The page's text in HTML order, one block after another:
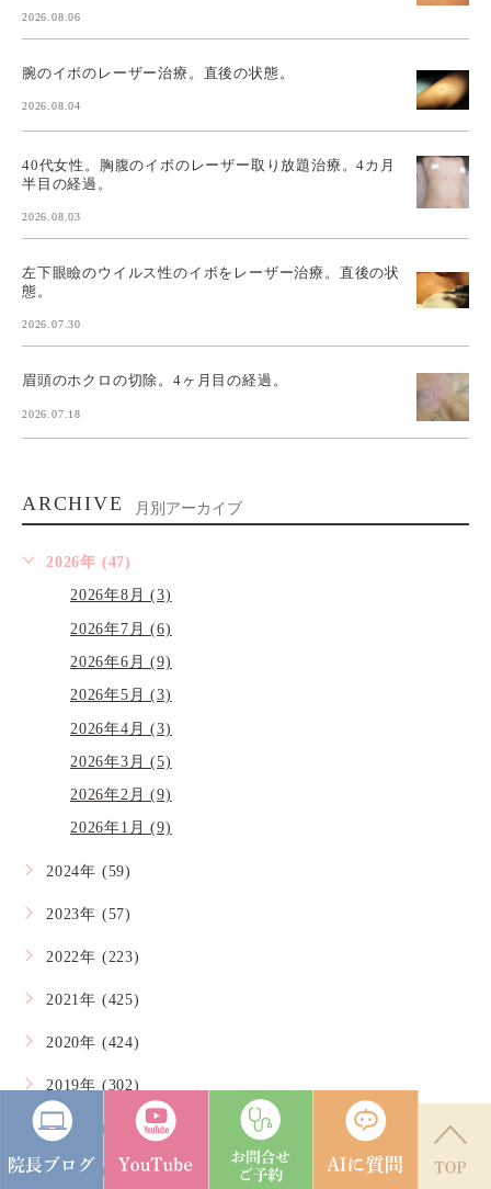
2026.08.06
腕のイボのレーザー治療。直後の状態。
2026.08.04
40代女性。胸腹のイボのレーザー取り放題治療。4カ月
半目の経過。
2026.08.03
左下眼瞼のウイルス性のイボをレーザー治療。直後の状
態。
2026.07.30
眉頭のホクロの切除。4ヶ月目の経過。
2026.07.18
ARCHIVE 月別アーカイブ
2026年 (47)
2026年8月 (3)
2026年7月 (6)
2026年6月 (9)
2026年5月 (3)
2026年4月 (3)
2026年3月 (5)
2026年2月 (9)
2026年1月 (9)
2024年 (59)
2023年 (57)
2022年 (223)
2021年 (425)
2020年 (424)
2019年 (302)
2018年 (286)
2017年 (252)